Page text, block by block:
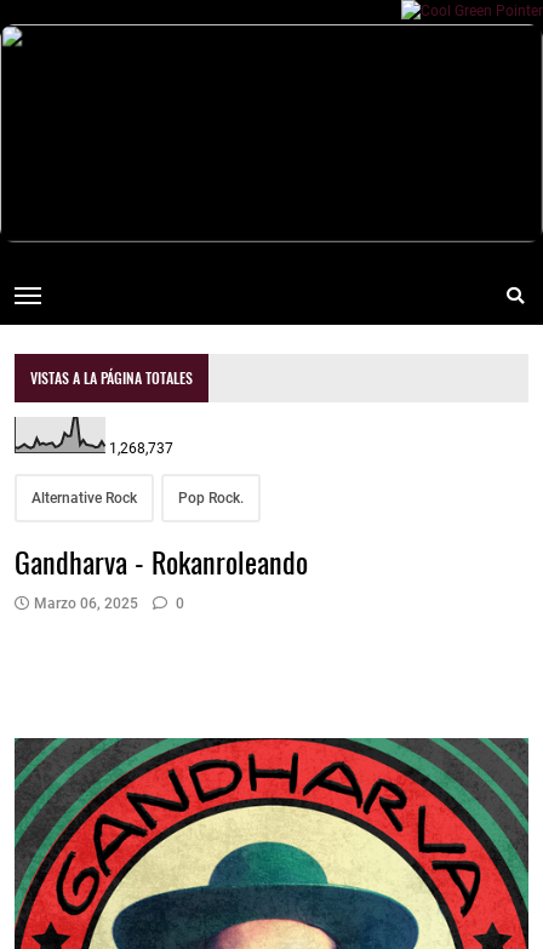
VISTAS A LA PÁGINA TOTALES
1,268,737
Alternative Rock Pop Rock.
Gandharva - Rokanroleando
Marzo 06, 2025 0